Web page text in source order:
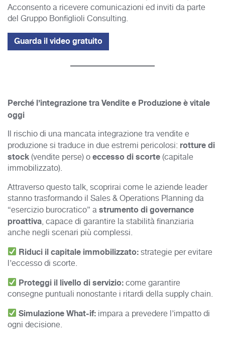
Acconsento a ricevere comunicazioni ed inviti da parte
del Gruppo Bonfiglioli Consulting.
Perché l’integrazione tra Vendite e Produzione è vitale
oggi
Il rischio di una mancata integrazione tra vendite e
produzione si traduce in due estremi pericolosi: rotture di
stock(vendite perse) oeccesso di scorte(capitale
immobilizzato).
Attraverso questo talk, scoprirai come le aziende leader
stanno trasformando il Sales & Operations Planning da
“esercizio burocratico” astrumento di governance
proattiva, capace di garantire la stabilità finanziaria
anche negli scenari più complessi.
Riduci il capitale immobilizzato:strategie per evitare
l’eccesso di scorte.
Proteggi il livello di servizio:come garantire
consegne puntuali nonostante i ritardi della supply chain.
Simulazione What-if: impara a prevedere l’impatto di
ogni decisione.